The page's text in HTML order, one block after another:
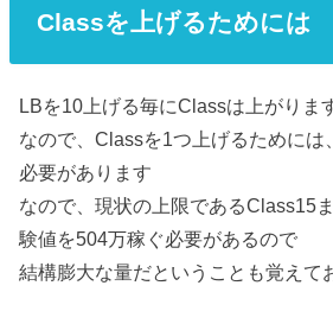
Classを上げるためには
LBを10上げる毎にClassは上がりま
なので、Classを1つ上げるためには
必要があります
なので、現状の上限であるClass15
験値を504万稼ぐ必要があるので
結構膨大な量だということも覚えて